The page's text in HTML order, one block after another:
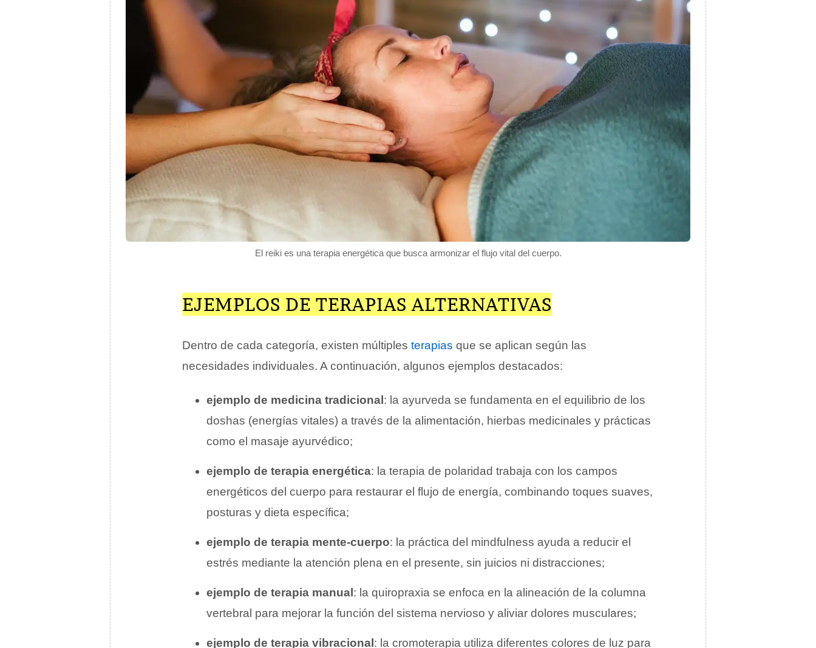
El reiki es una terapia energética que busca armonizar el flujo vital del cuerpo.
EJEMPLOS DE TERAPIAS ALTERNATIVAS
Dentro de cada categoría, existen múltiples terapias que se aplican según las
necesidades individuales. A continuación, algunos ejemplos destacados:
ejemplo de medicina tradicional : la ayurveda se fundamenta en el equilibrio de los
doshas (energías vitales) a través de la alimentación, hierbas medicinales y prácticas
como el masaje ayurvédico;
ejemplo de terapia energética: la terapia de polaridad trabaja con los campos
energéticos del cuerpo para restaurar el flujo de energía, combinando toques suaves,
posturas y dieta específica;
ejemplo de terapia mente-cuerpo: la práctica del mindfulness ayuda a reducir el
estrés mediante la atención plena en el presente, sin juicios ni distracciones;
ejemplo de terapia manual : la quiropraxia se enfoca en la alineación de la columna
vertebral para mejorar la función del sistema nervioso y aliviar dolores musculares;
ejemplo de terapia vibracional : la cromoterapia utiliza diferentes colores de luz para